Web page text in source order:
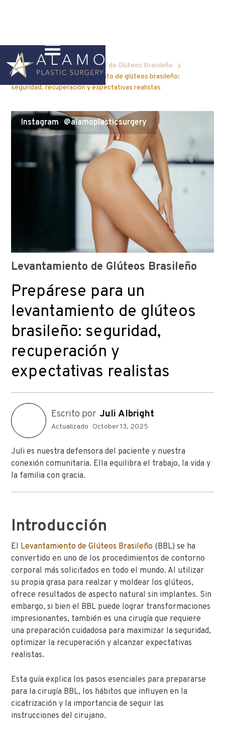
Blog Home
Levantamiento de Glúteos Brasileño
Prepárese para un levantamiento de glúteos brasileño:
seguridad, recuperación y expectativas realistas
Instagram @alamoplasticsurgery
Levantamiento de Glúteos Brasileño
Prepárese para un
levantamiento de glúteos
brasileño: seguridad,
recuperación y
expectativas realistas
Escrito por Juli Albright
Actualizado October 13, 2025
Juli es nuestra defensora del paciente y nuestra
conexión comunitaria. Ella equilibra el trabajo, la vida y
la familia con gracia.
Introducción
El Levantamiento de Glúteos Brasileño (BBL) se ha
convertido en uno de los procedimientos de contorno
corporal más solicitados en todo el mundo. Al utilizar
su propia grasa para realzar y moldear los glúteos,
ofrece resultados de aspecto natural sin implantes. Sin
embargo, si bien el BBL puede lograr transformaciones
impresionantes, también es una cirugía que requiere
una preparación cuidadosa para maximizar la seguridad,
optimizar la recuperación y alcanzar expectativas
realistas.
Esta guía explica los pasos esenciales para prepararse
para la cirugía BBL, los hábitos que influyen en la
cicatrización y la importancia de seguir las
instrucciones del cirujano.